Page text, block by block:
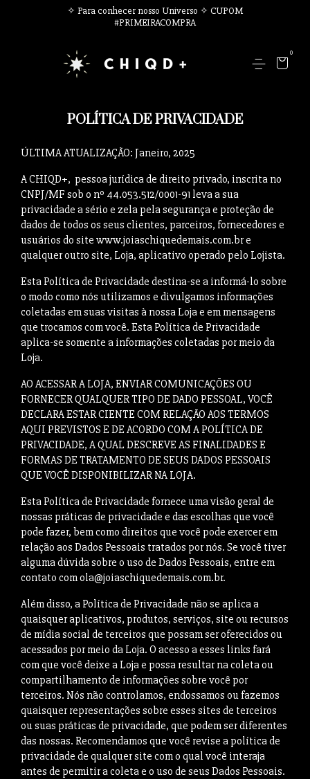
✧ Para conhecer nosso Universo ✧ CUPOM
#PRIMEIRACOMPRA
0
POLÍTICA DE PRIVACIDADE
ÚLTIMA ATUALIZAÇÃO: Janeiro, 2025
A CHIQD+, pessoa jurídica de direito privado, inscrita no
CNPJ/MF sob o nº 44.053.512/0001-91 leva a sua
privacidade a sério e zela pela segurança e proteção de
dados de todos os seus clientes, parceiros, fornecedores e
usuários do site www.joiaschiquedemais.com.br e
qualquer outro site, Loja, aplicativo operado pelo Lojista.
Esta Política de Privacidade destina-se a informá-lo sobre
o modo como nós utilizamos e divulgamos informações
coletadas em suas visitas à nossa Loja e em mensagens
que trocamos com você. Esta Política de Privacidade
aplica-se somente a informações coletadas por meio da
Loja.
AO ACESSAR A LOJA, ENVIAR COMUNICAÇÕES OU
FORNECER QUALQUER TIPO DE DADO PESSOAL, VOCÊ
DECLARA ESTAR CIENTE COM RELAÇÃO AOS TERMOS
AQUI PREVISTOS E DE ACORDO COM A POLÍTICA DE
PRIVACIDADE, A QUAL DESCREVE AS FINALIDADES E
FORMAS DE TRATAMENTO DE SEUS DADOS PESSOAIS
QUE VOCÊ DISPONIBILIZAR NA LOJA.
Esta Política de Privacidade fornece uma visão geral de
nossas práticas de privacidade e das escolhas que você
pode fazer, bem como direitos que você pode exercer em
relação aos Dados Pessoais tratados por nós. Se você tiver
alguma dúvida sobre o uso de Dados Pessoais, entre em
contato comola@joiaschiquedemais.com.br.
Além disso, a Política de Privacidade não se aplica a
quaisquer aplicativos, produtos, serviços, site ou recursos
de mídia social de terceiros que possam ser oferecidos ou
acessados por meio da Loja. O acesso a esses links fará
com que você deixe a Loja e possa resultar na coleta ou
compartilhamento de informações sobre você por
terceiros. Nós não controlamos, endossamos ou fazemos
quaisquer representações sobre esses sites de terceiros
ou suas práticas de privacidade, que podem ser diferentes
das nossas. Recomendamos que você revise a política de
privacidade de qualquer site com o qual você interaja
antes de permitir a coleta e o uso de seus Dados Pessoais.